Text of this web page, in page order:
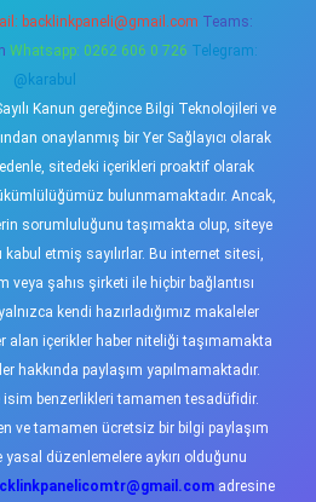
backlinkpaneli@gmail.com Teams:
Whatsapp: 0262 606 0 726 Telegram:
@karabul
Kanun gereğince Bilgi Teknolojileri ve
onaylanmış bir Yer Sağlayıcı olarak
sitedeki içerikleri proaktif olarak
bulunmamaktadır. Ancak,
sorumluluğunu taşımakta olup, siteye
etmiş sayılırlar. Bu internet sitesi,
veya şahıs şirketi ile hiçbir bağlantısı
kendi hazırladığımız makaleler
alan içerikler haber niteliği taşımamakta
hakkında paylaşım yapılmamaktadır.
isim benzerlikleri tamamen tesadüfidir.
ve tamamen ücretsiz bir bilgi paylaşım
düzenlemelere aykırı olduğunu
adresine